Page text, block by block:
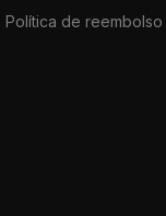
Política de reembolso